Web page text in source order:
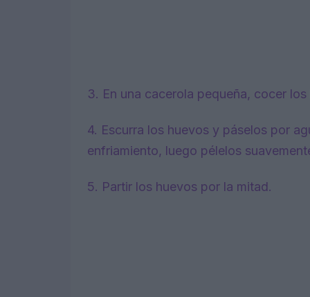
3. En una cacerola pequeña, cocer
4. Escurra los huevos y páselos por
enfriamiento, luego pélelos
5. Partir los huevos por la mitad.